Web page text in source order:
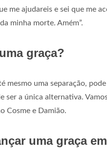
me ajudareis e sei que me
minha morte. Amém”.
graça?
mesmo uma separação,
ser a única alternativa.
Cosme e Damião.
uma graça